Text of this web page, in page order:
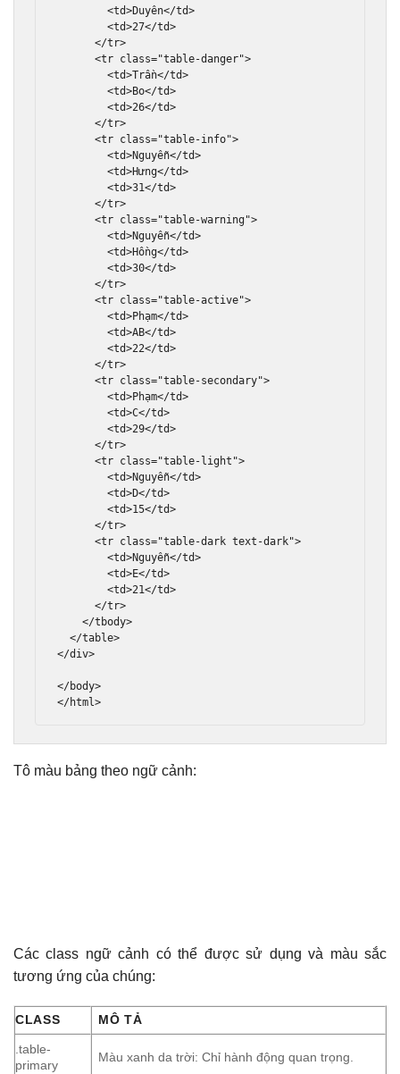
<td>Duyên</td>
<td>27</td>
</tr>
<tr class="table-danger">
<td>Trần</td>
<td>Bo</td>
<td>26</td>
</tr>
<tr class="table-info">
<td>Nguyễn</td>
<td>Hưng</td>
<td>31</td>
</tr>
<tr class="table-warning">
<td>Nguyễn</td>
<td>Hồng</td>
<td>30</td>
</tr>
<tr class="table-active">
<td>Phạm</td>
<td>AB</td>
<td>22</td>
</tr>
<tr class="table-secondary">
<td>Phạm</td>
<td>C</td>
<td>29</td>
</tr>
<tr class="table-light">
<td>Nguyễn</td>
<td>D</td>
<td>15</td>
</tr>
<tr class="table-dark text-dark">
<td>Nguyễn</td>
<td>E</td>
<td>21</td>
</tr>
</tbody>
</table>
</div>
</body>
</html>
Tô màu bảng theo ngữ cảnh:
Các class ngữ cảnh có thể được sử dụng và màu sắc
tương ứng của chúng:
CLASS MÔ TẢ
.table-
primary
Màu xanh da trời: Chỉ hành động quan trọng.